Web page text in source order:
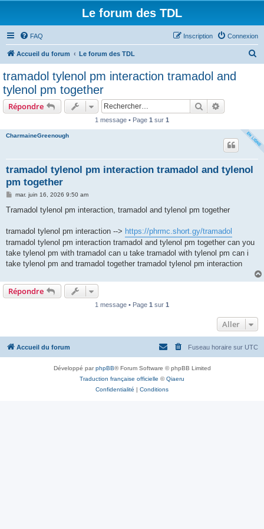
Le forum des TDL
FAQ Connexion
Inscription
Accueil du forum Le forum des TDL
tramadol tylenol pm interaction tramadol and
tylenol pm together
Répondre Rechercher
1 message • Page 1 sur 1
CharmaineGreenough
tramadol tylenol pm interaction tramadol and tylenol
pm together
M
s
g
mar. juin 16, 2026 9:50 am
Tramadol tylenol pm interaction, tramadol and tylenol pm together
tramadol tylenol pm interaction --> https://phrmc.short.gy/tramadol
tramadol tylenol pm interaction tramadol and tylenol pm together can you
take tylenol pm with tramadol can u take tramadol with tylenol pm can i
take tylenol pm and tramadol together tramadol tylenol pm interaction
Répondre
1 message • Page 1 sur 1
Aller
Accueil du forum Fuseau horaire sur UTC
Développé parphpBB® Forum Software © phpBB Limited
Traduction française officielle ©Qiaeru
Confidentialité | Conditions